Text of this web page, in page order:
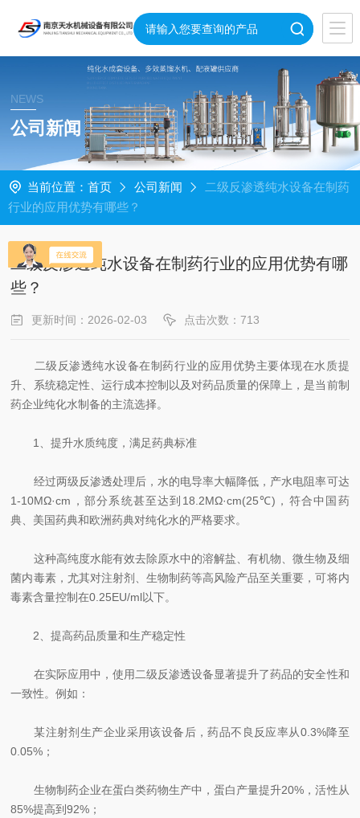
NEWS
公司新闻
当前位置： 首页 公司新闻
二级反渗透纯水设备在制药
行业的应用优势有哪些？
二级反渗透纯水设备在制药行业的应用优势有哪
些？
更新时间：2026-02-03 点击次数：713
二级反渗透纯水设备在制药行业的应用优势主要体现在水质提
升、系统稳定性、运行成本控制以及对药品质量的保障上，是当前制
药企业纯化水制备的主流选择。
1、提升水质纯度，满足药典标准
经过两级反渗透处理后，水的电导率大幅降低，产水电阻率可达
1-10MΩ·cm，部分系统甚至达到18.2MΩ·cm(25℃)，符合中国药
典、美国药典和欧洲药典对纯化水的严格要求。
这种高纯度水能有效去除原水中的溶解盐、有机物、微生物及细
菌内毒素，尤其对注射剂、生物制药等高风险产品至关重要，可将内
毒素含量控制在0.25EU/ml以下。
2、提高药品质量和生产稳定性
在实际应用中，使用二级反渗透设备显著提升了药品的安全性和
一致性。例如：
某注射剂生产企业采用该设备后，药品不良反应率从0.3%降至
0.05%；
生物制药企业在蛋白类药物生产中，蛋白产量提升20%，活性从
85%提高到92%；